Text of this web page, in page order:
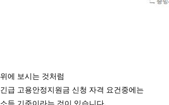
위에 보시는 것처럼
긴급 고용안정지원금 신청 자격 요건중에는